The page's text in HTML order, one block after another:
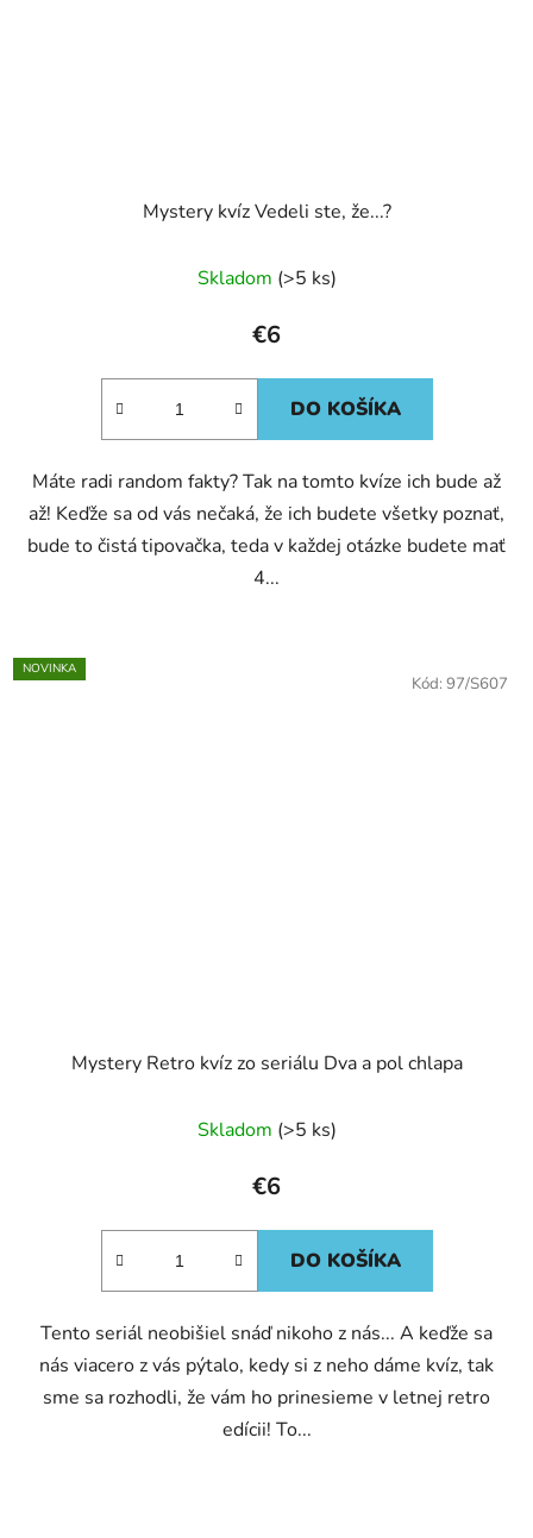
Mystery kvíz Vedeli ste, že...?
Skladom (>5 ks)
€6
DO KOŠÍKA
Máte radi random fakty? Tak na tomto kvíze ich bude až
až! Keďže sa od vás nečaká, že ich budete všetky poznať,
bude to čistá tipovačka, teda v každej otázke budete mať
4...
NOVINKA
Mystery Retro kvíz zo seriálu Dva a pol chlapa
Skladom (>5 ks)
€6
DO KOŠÍKA
Tento seriál neobišiel snáď nikoho z nás... A keďže sa
nás viacero z vás pýtalo, kedy si z neho dáme kvíz, tak
sme sa rozhodli, že vám ho prinesieme v letnej retro
edícii! To...
Kód: 97/S607